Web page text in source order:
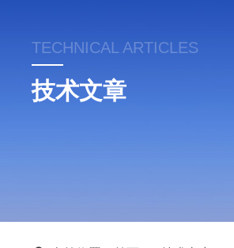
TECHNICAL ARTICLES
技术文章